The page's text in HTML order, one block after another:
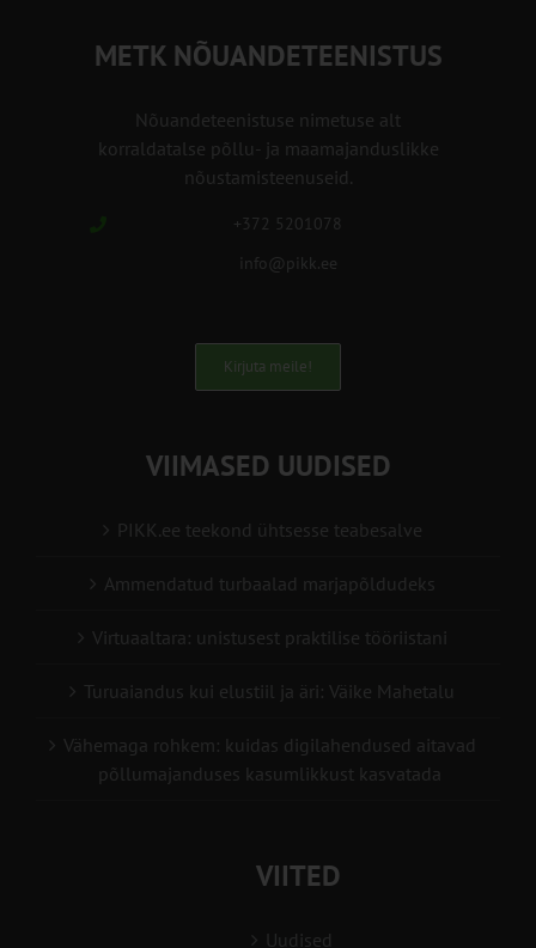
METK NÕUANDETEENISTUS
Nõuandeteenistuse nimetuse alt
korraldatalse põllu- ja maamajanduslikke
nõustamisteenuseid.
+372 5201078
info@pikk.ee
Kirjuta meile!
VIIMASED UUDISED
PIKK.ee teekond ühtsesse teabesalve
Ammendatud turbaalad marjapõldudeks
Virtuaaltara: unistusest praktilise tööriistani
Turuaiandus kui elustiil ja äri: Väike Mahetalu
Vähemaga rohkem: kuidas digilahendused aitavad
põllumajanduses kasumlikkust kasvatada
VIITED
Uudised